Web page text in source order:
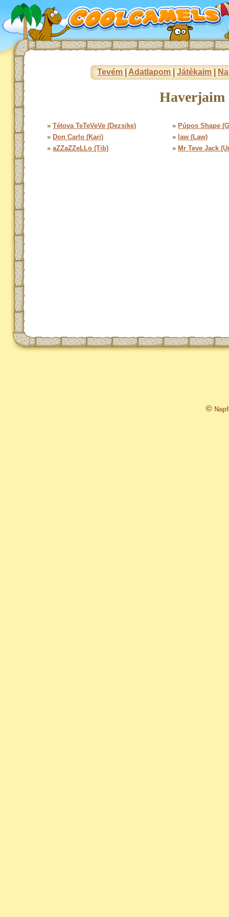
Tevém Adatlapom |Játékaim
Haverjaim
»Tétova TeTeVeVe (Dezsike) » Púpos Shape
» Don Carlo (Kari) » law (Law)
»aZZaZZeLLo (Tib) » Mr Teve Jack
©